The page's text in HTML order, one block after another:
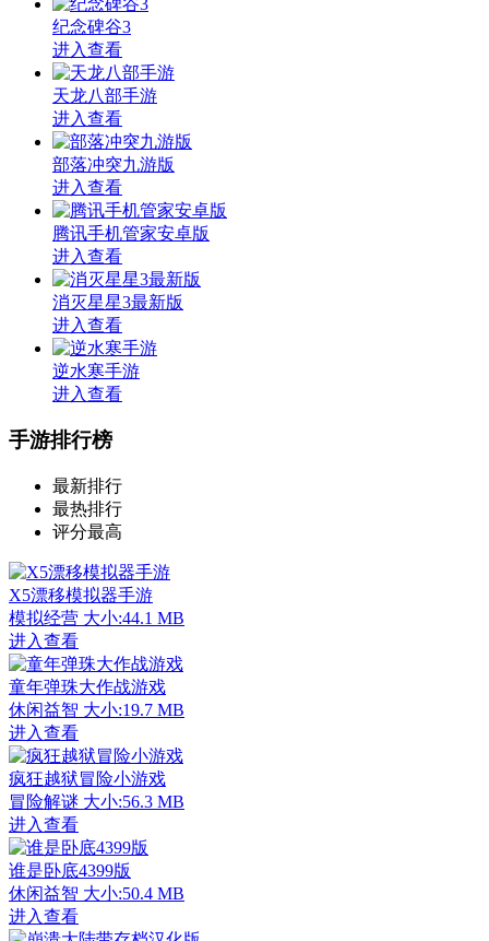
纪念碑谷3
进入查看
天龙八部手游
进入查看
部落冲突九游版
进入查看
腾讯手机管家安卓版
进入查看
消灭星星3最新版
进入查看
逆水寒手游
进入查看
手游排行榜
最新排行
最热排行
评分最高
X5漂移模拟器手游
模拟经营 大小:44.1 MB
进入查看
童年弹珠大作战游戏
休闲益智 大小:19.7 MB
进入查看
疯狂越狱冒险小游戏
冒险解谜 大小:56.3 MB
进入查看
谁是卧底4399版
休闲益智 大小:50.4 MB
进入查看